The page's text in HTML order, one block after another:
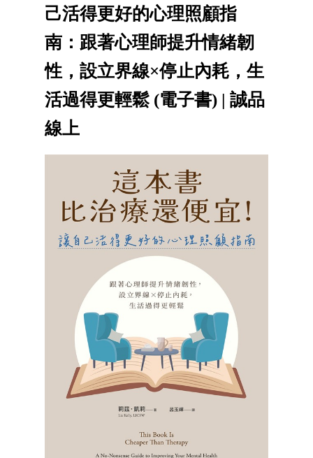
己活得更好的心理照顧指
南：跟著心理師提升情緒韌
性，設立界線×停止內耗，生
活過得更輕鬆 (電子書) | 誠品
線上